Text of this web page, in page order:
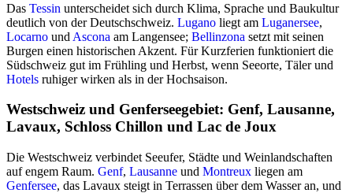
Das Tessin unterscheidet sich durch Klima, Sprache und Baukultur
deutlich von der Deutschschweiz. Lugano liegt am Luganersee,
Locarno und Ascona am Langensee; Bellinzona setzt mit seinen
Burgen einen historischen Akzent. Für Kurzferien funktioniert die
Südschweiz gut im Frühling und Herbst, wenn Seeorte, Täler und
Hotels ruhiger wirken als in der Hochsaison.
Westschweiz und Genferseegebiet: Genf, Lausanne,
Lavaux, Schloss Chillon und Lac de Joux
Die Westschweiz verbindet Seeufer, Städte und Weinlandschaften
auf engem Raum. Genf, Lausanne und Montreux liegen am
Genfersee, das Lavaux steigt in Terrassen über dem Wasser an, und